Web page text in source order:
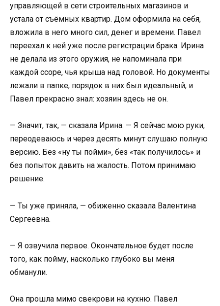
управляющей в сети строительных магазинов и
устала от съёмных квартир. Дом оформила на себя,
вложила в него много сил, денег и времени. Павел
переехал к ней уже после регистрации брака. Ирина
не делала из этого оружия, не напоминала при
каждой ссоре, чья крыша над головой. Но документы
лежали в папке, порядок в них был идеальный, и
Павел прекрасно знал: хозяин здесь не он.
— Значит, так, — сказала Ирина. — Я сейчас мою руки,
переодеваюсь и через десять минут слушаю полную
версию. Без «ну ты пойми», без «так получилось» и
без попыток давить на жалость. Потом принимаю
решение.
— Ты уже приняла, — обиженно сказала Валентина
Сергеевна.
— Я озвучила первое. Окончательное будет после
того, как пойму, насколько глубоко вы меня
обманули.
Она прошла мимо свекрови на кухню. Павел